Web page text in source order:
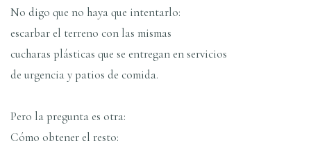
No digo que no haya que intentarlo:
escarbar el terreno con las mismas
cucharas plásticas que se entregan en servicios
de urgencia y patios de comida.
Pero la pregunta es otra:
Cómo obtener el resto: